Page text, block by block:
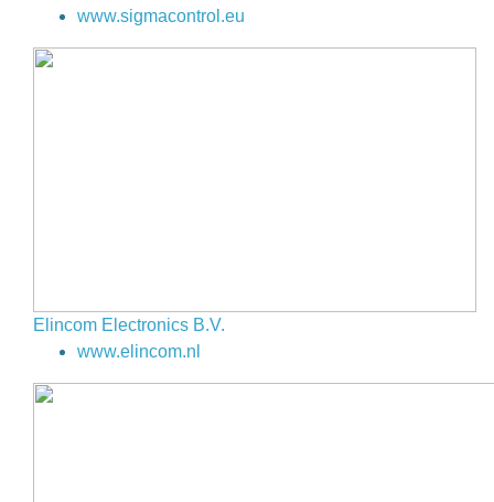
www.sigmacontrol.eu
Elincom Electronics B.V.
www.elincom.nl